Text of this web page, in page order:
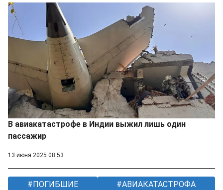
В авиакатастрофе в Индии выжил лишь один
пассажир
13 июня 2025 08:53
ПОГИБШИЕ
АВИАКАТАСТРОФА